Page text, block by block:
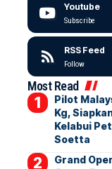
Youtube
Subscribe
RSS Feed
Follow
Most Read
Pilot
Kg,
Kelabui
Soetta
Grand